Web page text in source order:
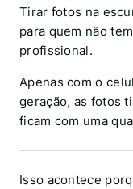
Tirar fotos na
para quem não
profissional.
Apenas com o
geração, as fotos
ficam com uma
Isso acontece